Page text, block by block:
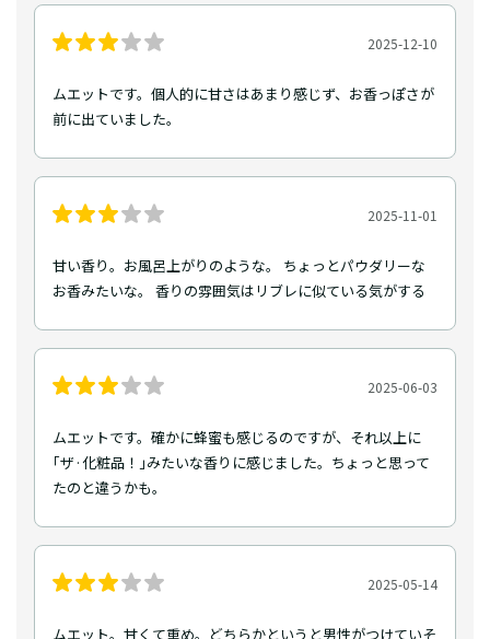
2025-12-10
ムエットです。個人的に甘さはあまり感じず、お香っぽさが
前に出ていました。
2025-11-01
甘い香り。お風呂上がりのような。 ちょっとパウダリーな
お香みたいな。 香りの雰囲気はリブレに似ている気がする
2025-06-03
ムエットです。確かに蜂蜜も感じるのですが、それ以上に
｢ザ·化粧品！｣みたいな香りに感じました。ちょっと思って
たのと違うかも。
2025-05-14
ムエット。甘くて重め。どちらかというと男性がつけていそ